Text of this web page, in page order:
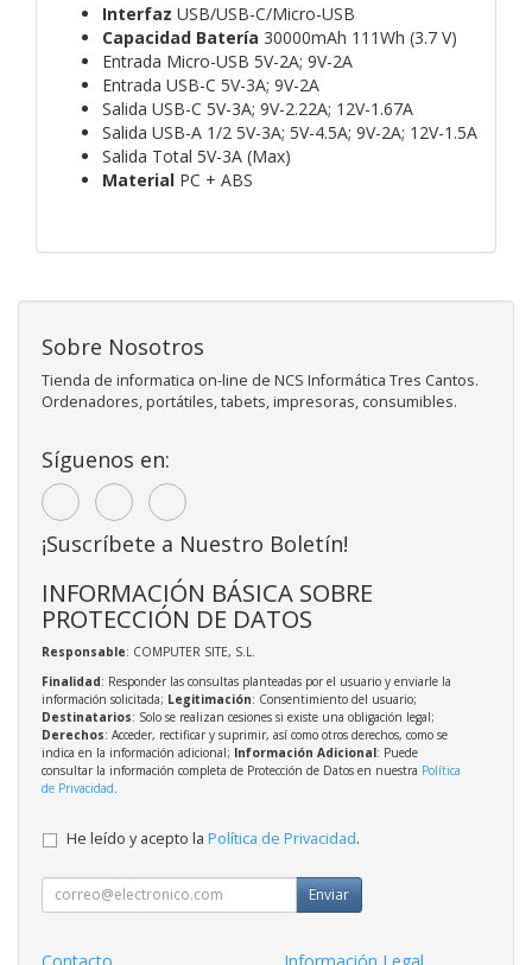
Interfaz USB/USB-C/Micro-USB
Capacidad Batería 30000mAh 111Wh (3.7 V)
Entrada Micro-USB 5V-2A; 9V-2A
Entrada USB-C 5V-3A; 9V-2A
Salida USB-C 5V-3A; 9V-2.22A; 12V-1.67A
Salida USB-A 1/2 5V-3A; 5V-4.5A; 9V-2A; 12V-1.5A
Salida Total 5V-3A (Max)
Material PC + ABS
Sobre Nosotros
Tienda de informatica on-line de NCS Informática Tres Cantos.
Ordenadores, portátiles, tabets, impresoras, consumibles.
Síguenos en:
¡Suscríbete a Nuestro Boletín!
INFORMACIÓN BÁSICA SOBRE
PROTECCIÓN DE DATOS
Responsable: COMPUTER SITE, S.L.
Finalidad: Responder las consultas planteadas por el usuario y enviarle la
información solicitada; Legitimación: Consentimiento del usuario;
Destinatarios: Solo se realizan cesiones si existe una obligación legal;
Derechos: Acceder, rectificar y suprimir, así como otros derechos, como se
indica en la información adicional; Información Adicional: Puede
consultar la información completa de Protección de Datos en nuestra Política
de Privacidad
He leído y acepto la Política de Privacidad.
Enviar
Contacto Información Legal